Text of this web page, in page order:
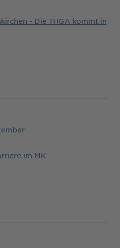
- Die THGA kommt in
im MK